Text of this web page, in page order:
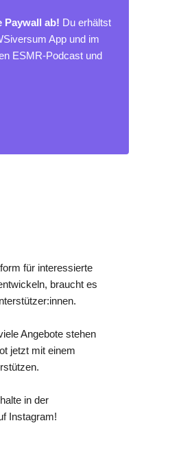
Paywall ab! Du erhältst
App und im
ESMR-Podcast und
für interessierte
braucht es
Angebote stehen
jetzt mit einem
in der
Instagram!